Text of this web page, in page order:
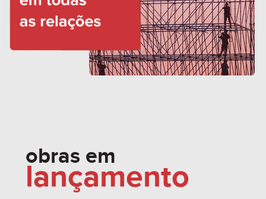
obras em
lançamento